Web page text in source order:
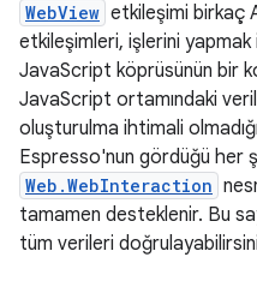
WebView etkileşimi birkaç
etkileşimleri, işlerini
JavaScript köprüsünün bir
JavaScript ortamındaki
oluşturulma ihtimali
Espresso'nun gördüğü her
Web.WebInteraction
tamamen desteklenir. Bu
tüm verileri